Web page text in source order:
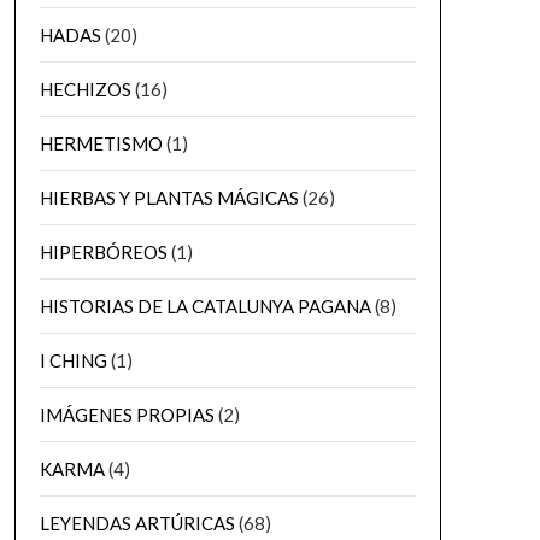
HADAS (20)
HECHIZOS (16)
HERMETISMO (1)
HIERBAS Y PLANTAS MÁGICAS (26)
HIPERBÓREOS (1)
HISTORIAS DE LA CATALUNYA PAGANA(8)
I CHING(1)
IMÁGENES PROPIAS (2)
KARMA(4)
LEYENDAS ARTÚRICAS (68)